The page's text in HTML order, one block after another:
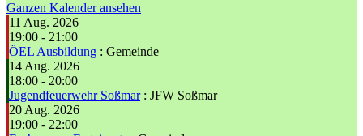
Ganzen Kalender ansehen
11 Aug. 2026
19:00 - 21:00
ÖEL Ausbildung : Gemeinde
14 Aug. 2026
18:00 - 20:00
Jugendfeuerwehr Soßmar: JFW Soßmar
20 Aug. 2026
19:00 - 22:00